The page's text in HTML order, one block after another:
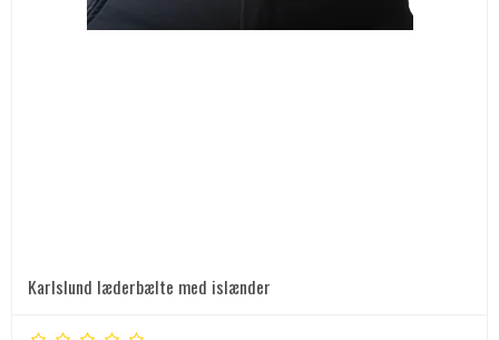
Karlslund læderbælte med islænder